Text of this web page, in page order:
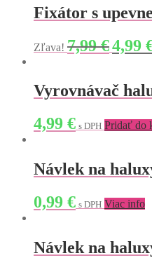
Fixátor s
Zľava! 7,99€ Original
price
4,99
Vyrovnávač
4,99 € s DPH Pridať do
Návlek na
0,99 € s DPH Viac info
Návlek na